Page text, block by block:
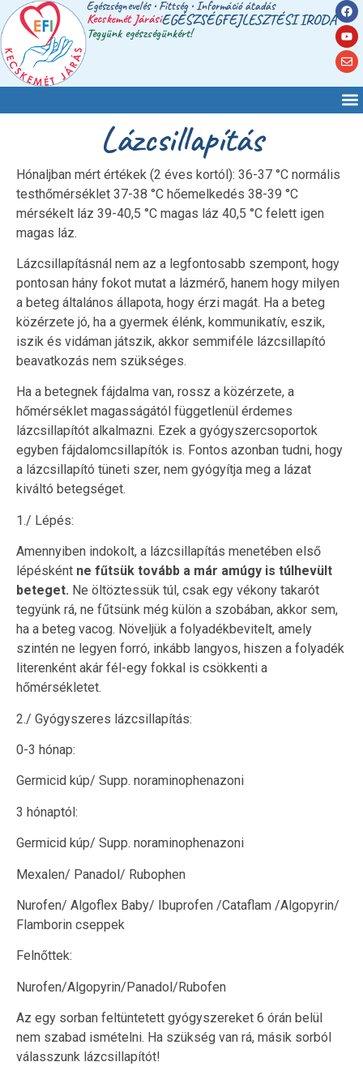
Egészségnevelés • Fittség • Információ átadás
Kecskemét JárásiEGÉSZSÉGFEJLESZTÉSI IRODA
Tegyünk egészségünkért!
Lázcsillapítás
Hónaljban mért értékek (2 éves kortól): 36-37 °C normális
testhőmérséklet 37-38 °C hőemelkedés 38-39 °C
mérsékelt láz 39-40,5 °C magas láz 40,5 °C felett igen
magas láz.
Lázcsillapításnál nem az a legfontosabb szempont, hogy
pontosan hány fokot mutat a lázmérő, hanem hogy milyen
a beteg általános állapota, hogy érzi magát. Ha a beteg
közérzete jó, ha a gyermek élénk, kommunikatív, eszik,
iszik és vidáman játszik, akkor semmiféle lázcsillapító
beavatkozás nem szükséges.
Ha a betegnek fájdalma van, rossz a közérzete, a
hőmérséklet magasságától függetlenül érdemes
lázcsillapítót alkalmazni. Ezek a gyógyszercsoportok
egyben fájdalomcsillapítók is. Fontos azonban tudni, hogy
a lázcsillapító tüneti szer, nem gyógyítja meg a lázat
kiváltó betegséget.
1./ Lépés:
Amennyiben indokolt, a lázcsillapítás menetében első
lépésként ne fűtsük tovább a már amúgy is túlhevült
beteget. Ne öltöztessük túl, csak egy vékony takarót
tegyünk rá, ne fűtsünk még külön a szobában, akkor sem,
ha a beteg vacog. Növeljük a folyadékbevitelt, amely
szintén ne legyen forró, inkább langyos, hiszen a folyadék
literenként akár fél-egy fokkal is csökkenti a
hőmérsékletet.
2./ Gyógyszeres lázcsillapítás:
0-3 hónap:
Germicid kúp/ Supp. noraminophenazoni
3 hónaptól:
Germicid kúp/ Supp. noraminophenazoni
Mexalen/ Panadol/ Rubophen
Nurofen/ Algoflex Baby/ Ibuprofen /Cataflam /Algopyrin/
Flamborin cseppek
Felnőttek:
Nurofen/Algopyrin/Panadol/Rubofen
Az egy sorban feltüntetett gyógyszereket 6 órán belül
nem szabad ismételni. Ha szükség van rá, másik sorból
válasszunk lázcsillapítót!